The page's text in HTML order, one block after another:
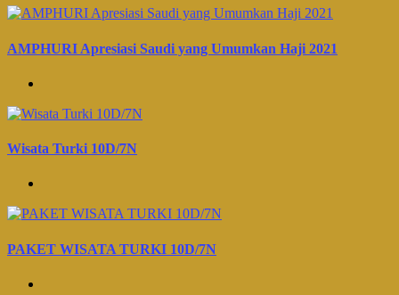
AMPHURI Apresiasi Saudi yang Umumkan Haji 2021
Wisata Turki 10D/7N
PAKET WISATA TURKI 10D/7N